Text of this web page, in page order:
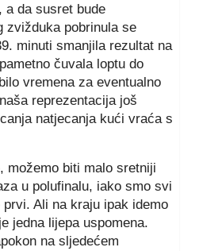
a da susret bude
zvižduka pobrinula se
minuti smanjila rezultat na
čuvala loptu do
vremena za eventualno
reprezentacija još
natjecanja kući vraća s
možemo biti malo sretniji
u polufinalu, iako smo svi
Ali na kraju ipak idemo
jedna lijepa uspomena.
na sljedećem